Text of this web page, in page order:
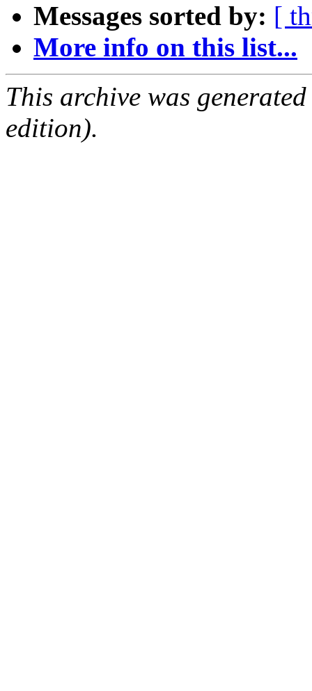
Messages sorted by: [
More info on this list...
This archive was
edition).